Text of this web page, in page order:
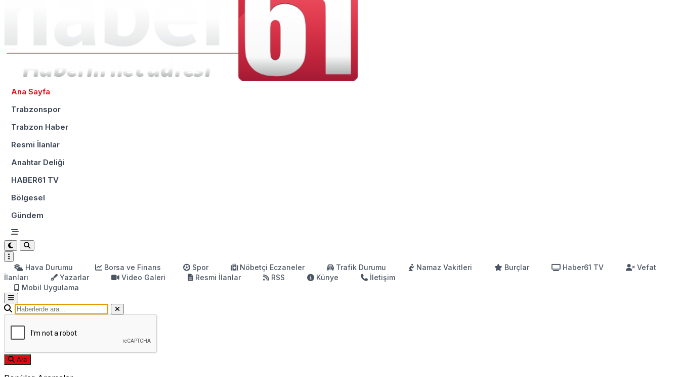
Ana Sayfa
Trabzonspor
Trabzon Haber
Resmi İlanlar
Anahtar Deliği
HABER61 TV
Bölgesel
Gündem
Hava Durumu Borsa ve Finans Spor Nöbetçi Eczaneler Trafik Durumu Namaz Vakitleri Burçlar Haber61 TV
Vefat
İlanları
Yazarlar Video Galeri Resmi İlanlar RSS Künye
İletişim
Mobil Uygulama
Ara